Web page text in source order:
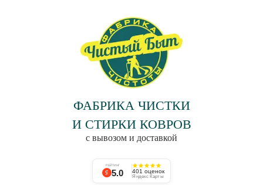
ФАБРИКА ЧИСТКИ
И СТИРКИ КОВРОВ
с вывозом и доставкой
РЕЙТИНГ
5.0 401 оценок
Яндекс Карты